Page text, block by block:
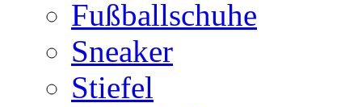
Fußballschuhe
Sneaker
Stiefel